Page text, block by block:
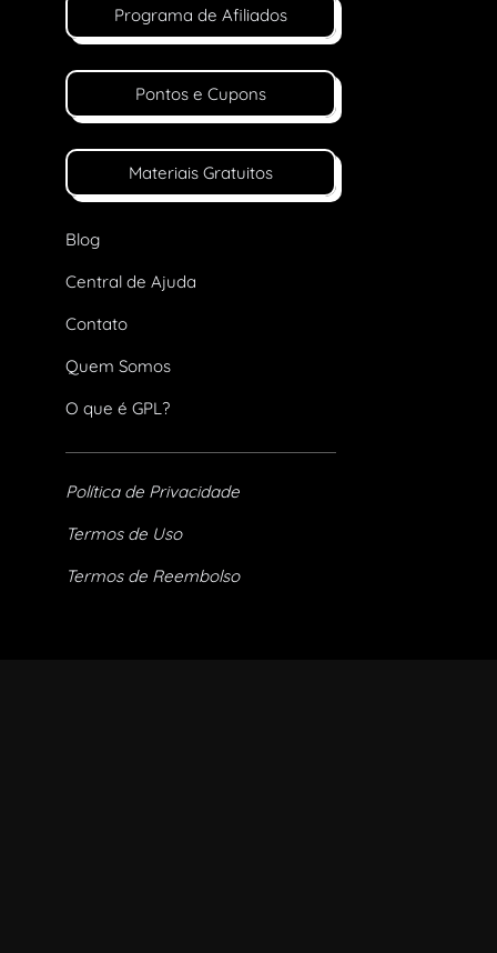
Programa de Afiliados
Pontos e Cupons
Materiais Gratuitos
Blog
Central de Ajuda
Contato
Quem Somos
O que é GPL?
Política de Privacidade
Termos de Uso
Termos de Reembolso